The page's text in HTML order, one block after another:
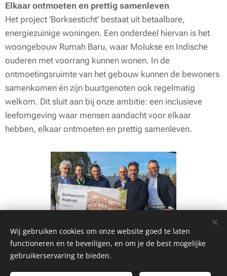
Elkaar ontmoeten en prettig samenleven
Het project 'Borksesticht' bestaat uit betaalbare,
energiezuinige woningen. Een onderdeel hiervan is het
woongebouw Rumah Baru, waar Molukse en Indische
ouderen met voorrang kunnen wonen. In de
ontmoetingsruimte van het gebouw kunnen de bewoners
samenkomen én zijn buurtgenoten ook regelmatig
welkom. Dit sluit aan bij onze ambitie: een inclusieve
leefomgeving waar mensen aandacht voor elkaar
hebben, elkaar ontmoeten en prettig samenleven.
Wij gebruiken cookies om onze website goed te laten
functioneren en te beveiligen, en om je de best mogelijke
gebruikerservaring te bieden.